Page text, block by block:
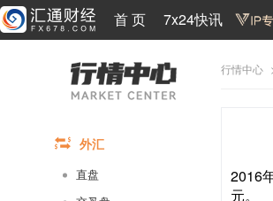
首 页 7x24快讯
外汇
直盘
行情中心
2016
元。